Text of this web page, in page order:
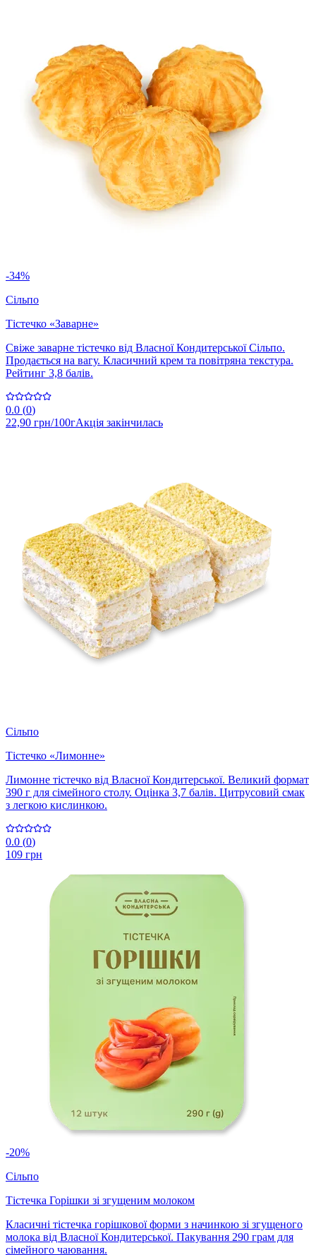
-34%
Сільпо
Тістечко «Заварне»
Свіже заварне тістечко від Власної Кондитерської Сільпо.
Продається на вагу. Класичний крем та повітряна текстура.
Рейтинг 3,8 балів.
0.0 (0)
22,90 грн/100гАкція закінчилась
Сільпо
Тістечко «Лимонне»
Лимонне тістечко від Власної Кондитерської. Великий формат
390 г для сімейного столу. Оцінка 3,7 балів. Цитрусовий смак
з легкою кислинкою.
0.0 (0)
109 грн
-20%
Сільпо
Тістечка Горішки зі згущеним молоком
Класичні тістечка горішкової форми з начинкою зі згущеного
молока від Власної Кондитерської. Пакування 290 грам для
сімейного чаювання.